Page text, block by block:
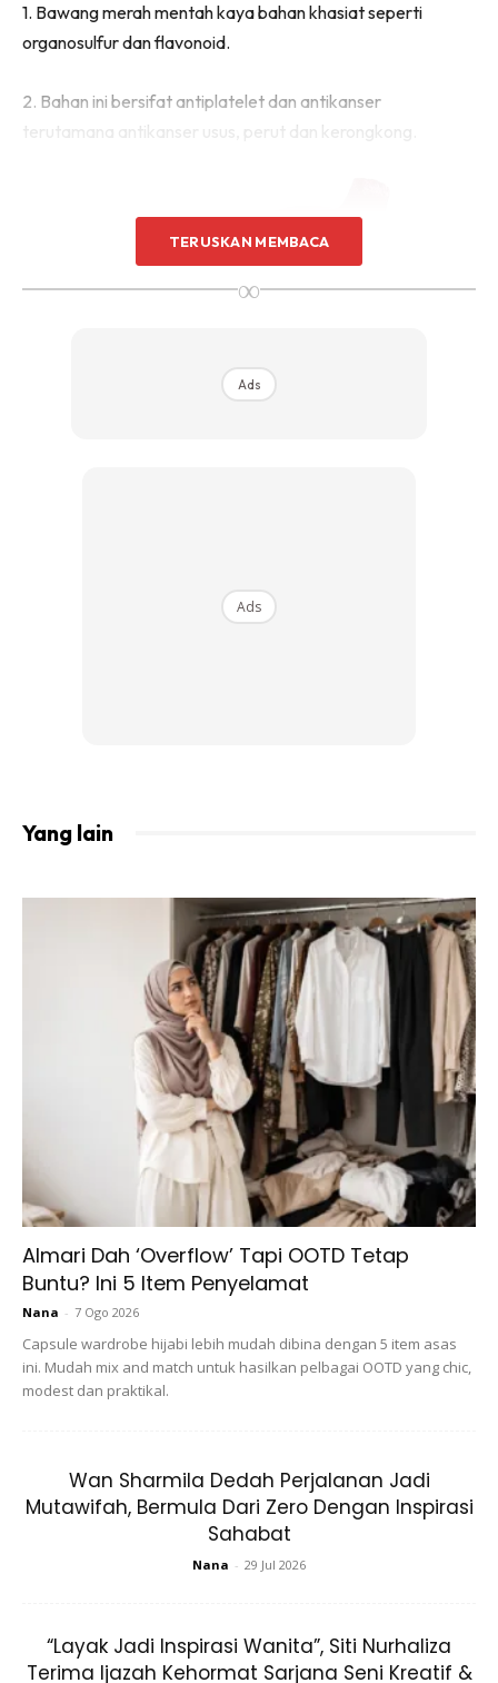
1. Bawang merah mentah kaya bahan khasiat seperti
organosulfur dan flavonoid.
2. Bahan ini bersifat antiplatelet dan antikanser
terutamana antikanser usus, perut dan kerongkong.
3. Sumber bersifat antiplatelet biasanya digunakan untuk
mencegah terjadinya penggumpalan darah. Sumber ini
Ads
4. Justeru, makan bawang merah mentah bagus untuk
TERUSKAN MEMBACA
∞
Ads
Ads
Yang lain
Almari Dah ‘Overflow’ Tapi OOTD Tetap
Buntu? Ini 5 Item Penyelamat
Nana - 7 Ogo 2026
Capsule wardrobe hijabi lebih mudah dibina dengan 5 item asas
ini. Mudah mix and match untuk hasilkan pelbagai OOTD yang chic,
modest dan praktikal.
Wan Sharmila Dedah Perjalanan Jadi
Mutawifah, Bermula Dari Zero Dengan Inspirasi
Sahabat
Nana - 29 Jul 2026
“Layak Jadi Inspirasi Wanita”, Siti Nurhaliza
Terima Ijazah Kehormat Sarjana Seni Kreatif &